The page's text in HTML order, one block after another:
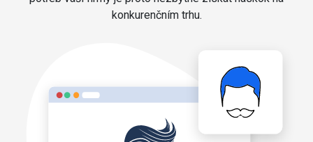
konkurenčním trhu.